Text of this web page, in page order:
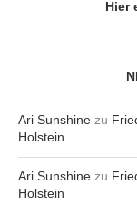
Hier
Ari Sunshine zu
Holstein
Ari Sunshine zu
Holstein